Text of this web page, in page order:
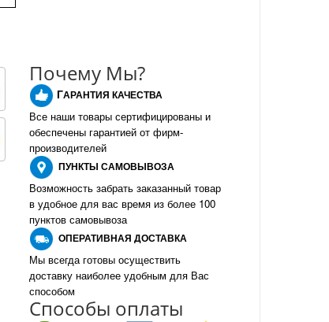
Почему Мы?
ГАРАНТИЯ КАЧЕСТВА
Все наши товары сертифицированы и
обеспечены гарантией от фирм-
производителей
ПУНКТЫ САМОВЫВОЗА
Возможность забрать заказанный товар
в удобное для вас время из более 100
пунктов самовывоза
ОПЕРАТИВНАЯ ДОСТАВКА
Мы всегда готовы осуществить
доставку наиболее удобным для Вас
способом
Способы оплаты